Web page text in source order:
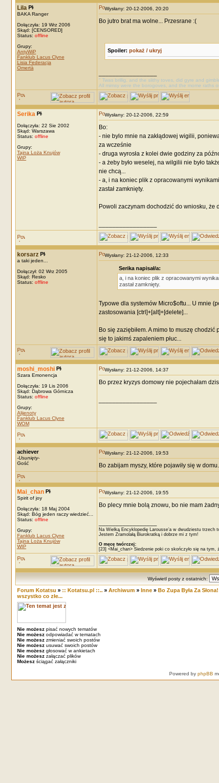
Lila
BAKA Ranger
Dołączyła: 19 Wrz 2006
Skąd: [CENSORED]
Status: offline
Grupy:
AntyWiP
Fanklub Lacus Clyne
Lisia Federacja
Omertà
Wysłany: 20-12-2006, 20:20
Bo jutro brat ma wolne... Przesrane :(
Spoiler: pokaż / ukryj
" Twas brillig, and the slithy toves, did gyre and
All mimsy were the borogoves, and the mome raths
Serika
Dołączyła: 22 Sie 2002
Skąd: Warszawa
Status: offline
Grupy:
Tajna Loża Knujów
WIP
Wysłany: 20-12-2006, 22:59
Bo:
- nie bylo mnie na zakłądowej wigilii,
za wcześnie
- druga wyrosła z kolei dwie godziny za
- a żeby było weselej, na wilgilii nie było
nie chcą...
- a, i na koniec plik z opracowanymi
zastał zamknięty.
Powoli zaczynam dochodzić do wniosku,
korsarz
a taki jeden...
Dołączył: 02 Wrz 2005
Skąd: Resko
Status: offline
Wysłany: 21-12-2006, 12:33
Serika napisał/a:
a, i na koniec plik z opracowanymi
zastał zamknięty.
Typowe dla systemów Micro$oftu... U mnie
zastosowania [ctrl]+[alt]+[delete]...
Bo się zaziębiłem. A mimo to muszę
się to jakimś zapaleniem płuc...
moshi_moshi
Szara Emonencja
Dołączyła: 19 Lis 2006
Skąd: Dąbrowa Górnicza
Status: offline
Grupy:
Alijenoty
Fanklub Lacus Clyne
WOM
Wysłany: 21-12-2006, 14:37
Bo przez kryzys domowy nie pojechałam
achiever
-Usunięty-
Gość
Wysłany: 21-12-2006, 19:53
Bo zabijam myszy, które pojawiły się w domu.
Mai_chan
Spirit of joy
Dołączyła: 18 Maj 2004
Skąd: Bóg jeden raczy wiedzieć...
Status: offline
Grupy:
Fanklub Lacus Clyne
Tajna Loża Knujów
WIP
Wysłany: 21-12-2006, 19:55
Bo plecy mnie bolą znowu, bo nie mam
Na Wielką Encyklopedię Larousse’a w dwudziestu trzech
Jestem Zramolałą Biurokratką i dobrze mi z tym!
O męcę twórczej:
[23] <Mai_chan> Siedzenie poki co skończyło się na
Wyświetl posty z ostatnich:
Forum Kotatsu » :: Kotatsu.pl ::..» Archiwum» Inne» Bo Zupa Była Za
wszystko co złe...
Nie możeszpisać nowych tematów
Nie możeszodpowiadać w tematach
Nie możeszzmieniać swoich postów
Nie możeszusuwać swoich postów
Nie możeszgłosować w ankietach
Nie możeszzałączać plików
Możeszściągać załączniki
Powered by phpBB